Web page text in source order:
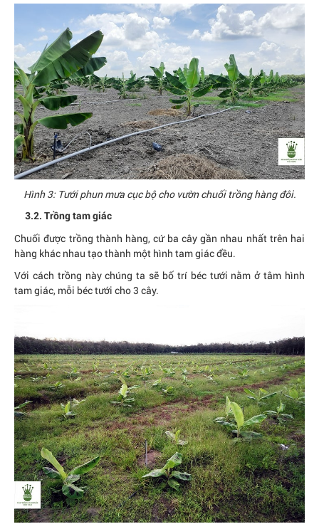
Hình 3: Tưới phun mưa cục bộ cho vườn chuối trồng hàng đôi.
3.2. Trồng tam giác
Chuối được trồng thành hàng, cứ ba cây gần nhau nhất trên hai
hàng khác nhau tạo thành một hình tam giác đều.
Với cách trồng này chúng ta sẽ bố trí béc tưới nằm ở tâm hình
tam giác, mỗi béc tưới cho 3 cây.